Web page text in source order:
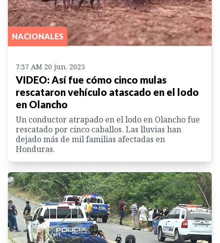
NACIONALES
7:37 AM 20 jun. 2025
VIDEO: Así fue cómo cinco mulas
rescataron vehículo atascado en el lodo
en Olancho
Un conductor atrapado en el lodo en Olancho fue
rescatado por cinco caballos. Las lluvias han
dejado más de mil familias afectadas en
Honduras.